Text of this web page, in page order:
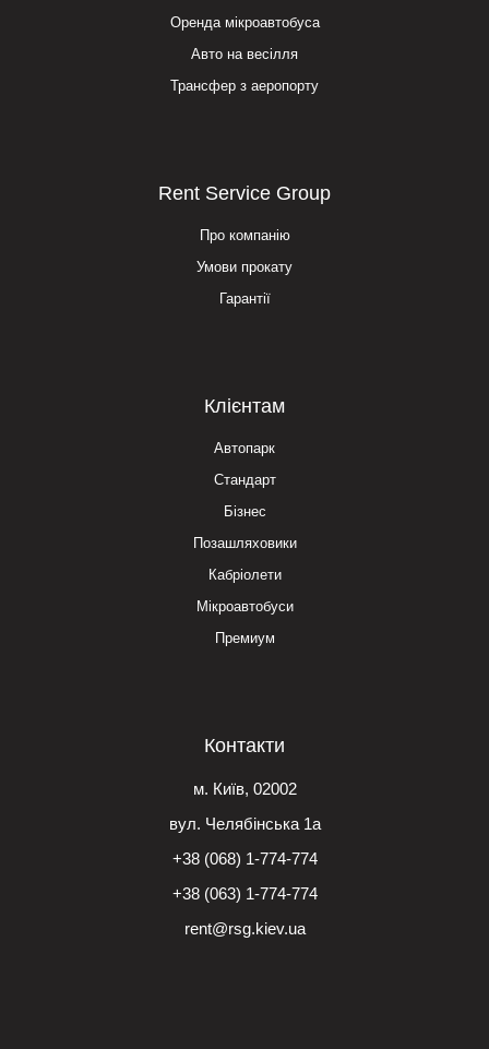
Оренда мікроавтобуса
Авто на весілля
Трансфер з аеропорту
Rent Service Group
Про компанію
Умови прокату
Гарантії
Клієнтам
Автопарк
Стандарт
Бізнес
Позашляховики
Кабріолети
Мікроавтобуси
Премиум
Контакти
м. Київ, 02002
вул. Челябінська 1а
+38 (068) 1-774-774
+38 (063) 1-774-774
rent@rsg.kiev.ua